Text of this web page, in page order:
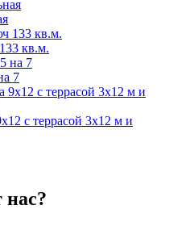
кв.м.
7
с террасой 3х12 м и